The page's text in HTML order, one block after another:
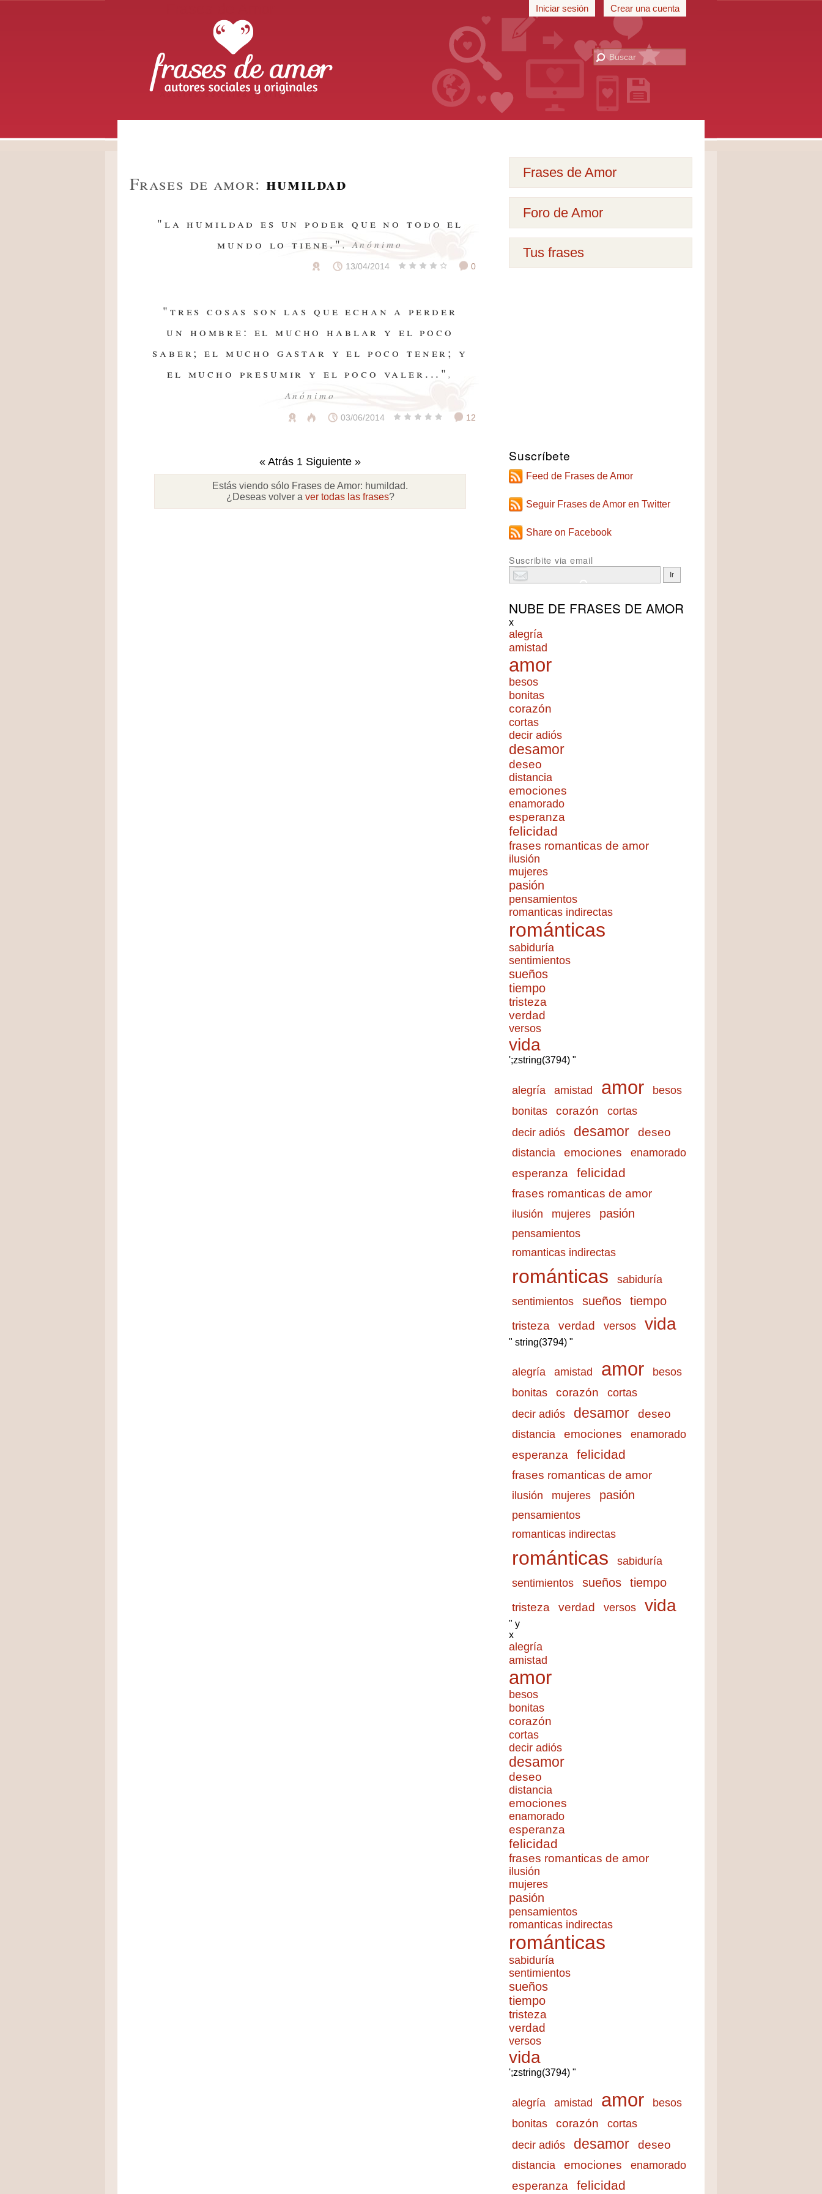
Autores sociales y originales
Iniciar sesión Crear una cuenta
Frases de Amor
Foro de Amor
Tus frases
Frases de amor: humildad
"la humildad es un poder que no todo el
mundo lo tiene." , Anónimo
13/04/2014 0
"tres cosas son las que echan a perder
un hombre: el mucho hablar y el poco
saber; el mucho gastar y el poco tener; y
el mucho presumir y el poco valer...",
Anónimo
03/06/2014 12
« Atrás 1 Siguiente »
Estás viendo sólo Frases de Amor: humildad.
¿Deseas volver a ver todas las frases?
Suscríbete
Feed de Frases de Amor
Seguir Frases de Amor en Twitter
Share on Facebook
Suscribite via email
NUBE DE FRASES DE AMOR
x
alegría
amistad
amor
besos
bonitas
corazón
cortas
decir adiós
desamor
deseo
distancia
emociones
enamorado
esperanza
felicidad
frases romanticas de amor
ilusión
mujeres
pasión
pensamientos
romanticas indirectas
románticas
sabiduría
sentimientos
sueños
tiempo
tristeza
verdad
versos
vida
';zstring(3794) "
alegría amistad amor besos
bonitas corazón cortas
decir adiós desamor deseo
distancia emociones enamorado
esperanza felicidad
frases romanticas de amor
ilusión mujeres pasión
pensamientos
romanticas indirectas
románticas
sabiduría
sentimientos
sueños tiempo
tristeza verdad versos vida
" string(3794) "
alegría amistad amor besos
bonitas corazón cortas
decir adiós desamor deseo
distancia emociones enamorado
esperanza felicidad
frases romanticas de amor
ilusión mujeres pasión
pensamientos
romanticas indirectas
románticas
sabiduría
sentimientos
sueños tiempo
tristeza verdad versos vida
" y
x
alegría
amistad
amor
besos
bonitas
corazón
cortas
decir adiós
desamor
deseo
distancia
emociones
enamorado
esperanza
felicidad
frases romanticas de amor
ilusión
mujeres
pasión
pensamientos
romanticas indirectas
románticas
sabiduría
sentimientos
sueños
tiempo
tristeza
verdad
versos
vida
';zstring(3794) "
alegría amistad amor besos
bonitas corazón cortas
decir adiós desamor deseo
distancia emociones enamorado
esperanza felicidad